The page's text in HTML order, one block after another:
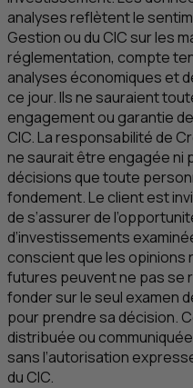
analyses reflètent le
Gestion ou du CIC sur les
réglementation, compte
analyses économiques et
ce jour. Ils ne sauraient
engagement ou garantie
CIC. La responsabilité de
ne saurait être engagée ni
décisions que toute
fondement. Le client est
de s’assurer de
d’investissements
conscient que les
futures peuvent ne pas se
fonder sur le seul examen
pour prendre sa décision.
distribuée ou
sans l’autorisation
du CIC.